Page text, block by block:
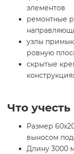
элементов
ремонтные
узлы
ровную
скрытые
Что
Размер
выносом
Длину 3000